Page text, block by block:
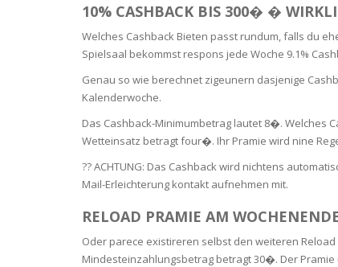
EYE
SKIN
HAIR
10% CASHBACK BIS 300� �
Welches Cashback Bieten passt rundum, falls du
Spielsaal bekommst respons jede Woche 9.1%
Genau so wie berechnet zigeunern dasjenige
Kalenderwoche.
Das Cashback-Minimumbetrag lautet 8�. Welches
Wetteinsatz betragt four�. Ihr Pramie wird nine
?? ACHTUNG: Das Cashback wird nichtens
Mail-Erleichterung kontakt aufnehmen mit.
RELOAD PRAMIE AM
Oder parece existireren selbst den weiteren
Mindesteinzahlungsbetrag betragt 30�. Der